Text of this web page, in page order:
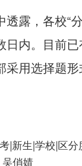
露，各校“分
日内。目前
用选择题形
|新生|学校|区
吴俏婧